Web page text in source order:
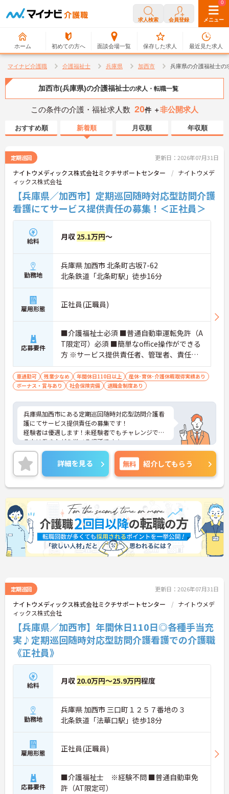
求人検索 会員登録 メニュー
ホーム 初めての方へ 面談会場一覧
0
保存した求人
0
最近見た求人
マイナビ介護職 介護福祉士 兵庫県 加西市 兵庫県の介護福祉士の
加西市(兵庫県)の介護福祉士の求人・転職一覧
この条件の介護・福祉求人数 20件 ＋非公開求人
おすすめ順 新着順 月収順 年収順
定期巡回 更新日：2026年07月31日
ナイトウメディックス株式会社ミクチサポートセンター
ナイトウメデ
ィックス株式会社
【兵庫県／加西市】定期巡回随時対応型訪問介護
看護にてサービス提供責任の募集！＜正社員＞
給料 月収 25.1万円～
勤務地
兵庫県 加西市 北条町古坂7-62
北条鉄道「北条町駅」徒歩16分
雇用形態 正社員(正職員)
応募要件
■介護福祉士必須 ■普通自動車運転免許（A
T限定可）必須 ■簡単なoffice操作ができる
方 ※サービス提供責任者、管理者、責任
者、労務相談等の経験あれば尚可 ※ホーム
ヘルパーとしての実務経験者優遇
車通勤可 残業少なめ 年間休日110日以上
産休･育休･介護休暇取得実績あり
ボーナス・賞与あり
社会保険完備 退職金制度あり
兵庫県加西市にある定期巡回随時対応型訪問介護看
護にてサービス提供責任の募集です！
経験者は優遇します！未経験者でもチャレンジでき
る方は働きながら学べる場所です☆
条件を満たす方には、子育て支援を目的とした家賃
補助や独自家族手当等あり◎離職率が低く、安定し
て長く働けます！
ご興味のある方には、面接対策ポイントなど、さら
に詳細をお話しいたしますのでお気軽にご相談くだ
さい！
詳細を見る 無料 紹介してもらう
定期巡回 更新日：2026年07月31日
ナイトウメディックス株式会社ミクチサポートセンター
ナイトウメデ
ィックス株式会社
【兵庫県／加西市】年間休日110日◎各種手当充
実♪定期巡回随時対応型訪問介護看護での介護職
《正社員》
給料 月収 20.0万円～25.9万円程度
勤務地
兵庫県 加西市 三口町１２５７番地の３
北条鉄道「法華口駅」徒歩18分
雇用形態 正社員(正職員)
応募要件
■介護福祉士 ※経験不問 ■普通自動車免
許（AT限定可）